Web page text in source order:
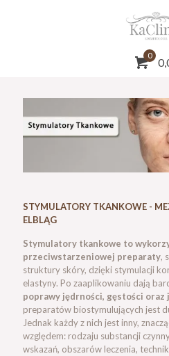
0
STYMULATORY TKANKOWE -
ELBLĄG
Stymulatory tkankowe to
przeciwstarzeniowej preparaty,
struktury skóry, dzięki stymulacji
elastyny. Po zaaplikowaniu dają
poprawy jędrności, gęstości oraz
preparatów biostymulujących jest
Jednak każdy z nich jest inny,
względem: rodzaju substancji
wskazań, obszarów leczenia,